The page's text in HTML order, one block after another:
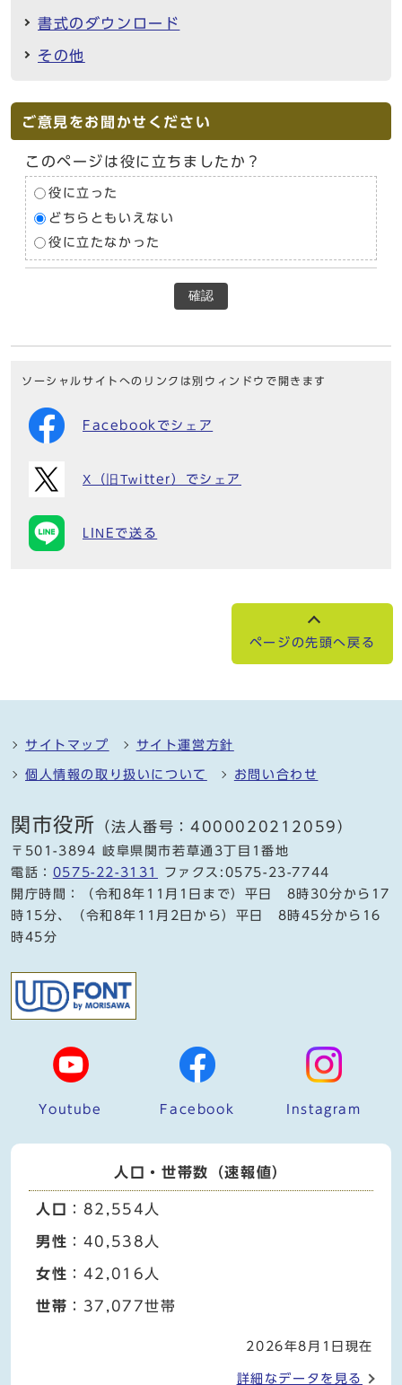
書式のダウンロード
その他
ご意見をお聞かせください
このページは役に立ちましたか？
役に立った
どちらともいえない
役に立たなかった
確認
ソーシャルサイトへのリンクは別ウィンドウで開きます
Facebookでシェア
X（旧Twitter）でシェア
LINEで送る
ページの先頭へ戻る
サイトマップ サイト運営方針
個人情報の取り扱いについて お問い合わせ
関市役所 （法人番号：4000020212059）
〒501-3894 岐阜県関市若草通3丁目1番地
電話： 0575-22-3131
ファクス:0575-23-7744
開庁時間：（令和8年11月1日まで）平日 8時30分から17
時15分、（令和8年11月2日から）平日 8時45分から16
時45分
Youtube Facebook Instagram
人口・世帯数（速報値）
人口 ：82,554人
男性 ：40,538人
女性 ：42,016人
世帯 ：37,077世帯
2026年8月1日現在
詳細なデータを見る